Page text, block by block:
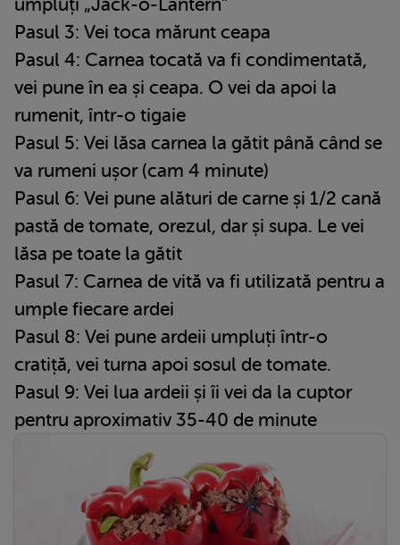
Pasul 3: Vei toca mărunt ceapa
Pasul 4: Carnea tocată va fi condimentată,
vei pune în ea și ceapa. O vei da apoi la
rumenit, într-o tigaie
Pasul 5: Vei lăsa carnea la gătit până când se
va rumeni ușor (cam 4 minute)
Pasul 6: Vei pune alături de carne și 1/2 cană
pastă de tomate, orezul, dar și supa. Le vei
lăsa pe toate la gătit
Pasul 7: Carnea de vită va fi utilizată pentru a
umple fiecare ardei
Pasul 8: Vei pune ardeii umpluți într-o
cratiță, vei turna apoi sosul de tomate.
Pasul 9: Vei lua ardeii și îi vei da la cuptor
pentru aproximativ 35-40 de minute